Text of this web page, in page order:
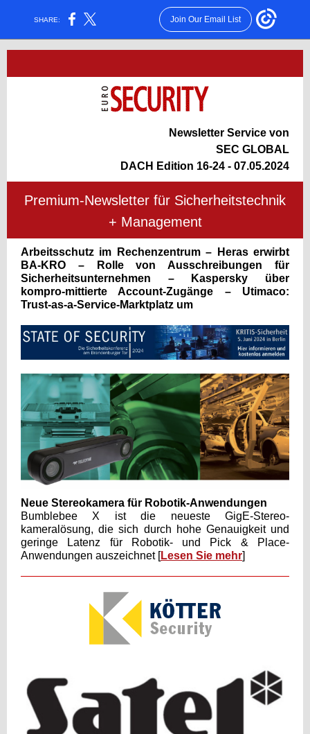
SHARE: Join Our Email List
Newsletter Service von
SEC GLOBAL
DACH Edition 16-24 - 07.05.2024
Premium-Newsletter für Sicherheitstechnik
+ Management
Arbeitsschutz im Rechenzentrum – Heras erwirbt
BA-KRO – Rolle von Ausschreibungen für
Sicherheitsunternehmen – Kaspersky über
kompro-mittierte Account-Zugänge – Utimaco:
Trust-as-a-Service-Marktplatz um
Neue Stereokamera für Robotik-Anwendungen
Bumblebee X ist die neueste GigE-Stereo-
kameralösung, die sich durch hohe Genauigkeit und
geringe Latenz für Robotik- und Pick & Place-
Anwendungen auszeichnet[Lesen Sie mehr]